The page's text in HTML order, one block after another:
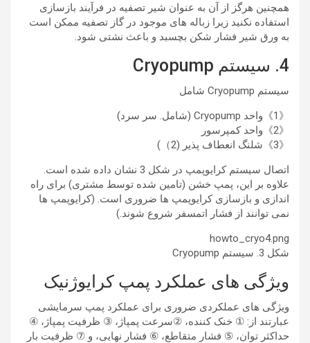
همچنین هرگز از آن به عنوان شیر تصفیه در فرآیند بازسازی
استفاده نکنید زیرا زباله های موجود در گاز تصفیه ممکن است
به ورق شیر فشار شکن بچسبد و باعث نشتی شود.
4. سیستم Cryopump
سیستم Cryopump شامل
《1》واحد Cryopump (شامل. سر سرد)
《2》واحد کمپرسور
《3》شلنگ انعطاف پذیر (2）)
اتصال سیستم کرایوپمپ در شکل 3 نشان داده شده است.
علاوه بر این، پمپ خشن (تامین شده توسط مشتری) برای راه
اندازی و بازسازی کرایوپمپ ها ضروری است. (کرایوپمپ ها
نمی توانند از فشار اتمسفر شروع شوند.)
howto_cryo4.png
شکل 3. سیستم Cryopump
ویژگی های عملکرد پمپ کرایوژنیک
ویژگی های عملکردی ضروری برای عملکرد پمپ سرمایشی
عبارتند از: ① خنک کننده، ②سرعت پمپاژ، ③ ظرفیت پمپاژ، ④
حداکثر توان، ⑤ فشار متقاطع، ⑥ فشار نهایی، و ⑦ ظرفیت بار